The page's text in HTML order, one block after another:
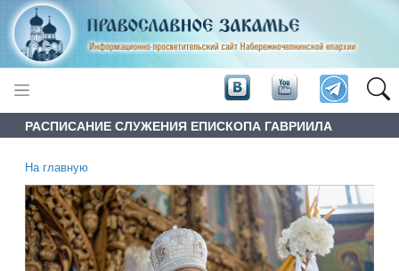
РАСПИСАНИЕ СЛУЖЕНИЯ ЕПИСКОПА ГАВРИИЛА
На главную